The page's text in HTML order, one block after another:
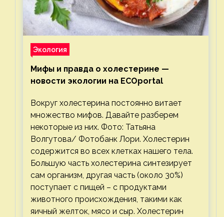
Экология
Мифы и правда о холестерине —
новости экологии на ECOportal
Вокруг холестерина постоянно витает
множество мифов. Давайте разберем
некоторые из них. Фото: Татьяна
Волгутова/ Фотобанк Лори. Холестерин
содержится во всех клетках нашего тела.
Большую часть холестерина синтезирует
сам организм, другая часть (около 30%)
поступает с пищей – с продуктами
животного происхождения, такими как
яичный желток, мясо и сыр. Холестерин